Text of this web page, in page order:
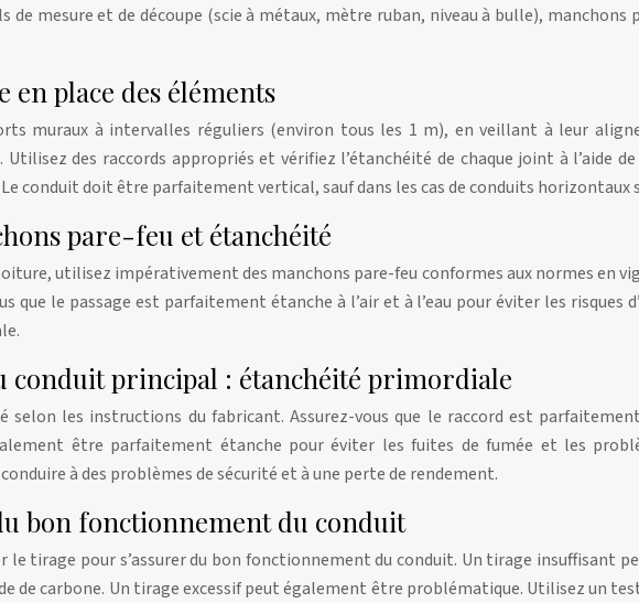
mesure et de découpe (scie à métaux, mètre ruban, niveau à bulle),
place des éléments
muraux à intervalles réguliers (environ tous les 1 m), en veillant à leur
des raccords appropriés et vérifiez l’étanchéité de chaque joint à l’aide
conduit doit être parfaitement vertical, sauf dans les cas de conduits
pare-feu et étanchéité
utilisez impérativement des manchons pare-feu conformes aux normes en
que le passage est parfaitement étanche à l’air et à l’eau pour éviter les
conduit principal : étanchéité primordiale
selon les instructions du fabricant. Assurez-vous que le raccord est
être parfaitement étanche pour éviter les fuites de fumée et les
à des problèmes de sécurité et à une perte de rendement.
bon fonctionnement du conduit
tirage pour s’assurer du bon fonctionnement du conduit. Un tirage insuffisant
de carbone. Un tirage excessif peut également être problématique. Utilisez un